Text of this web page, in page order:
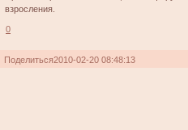
взросления.
0
Поделиться2010-02-20 08:48:13